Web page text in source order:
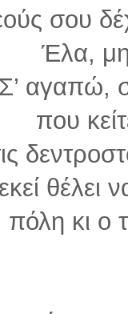
σου
Έλα,
Σ’ αγαπώ,
που
θέλει
κι ο